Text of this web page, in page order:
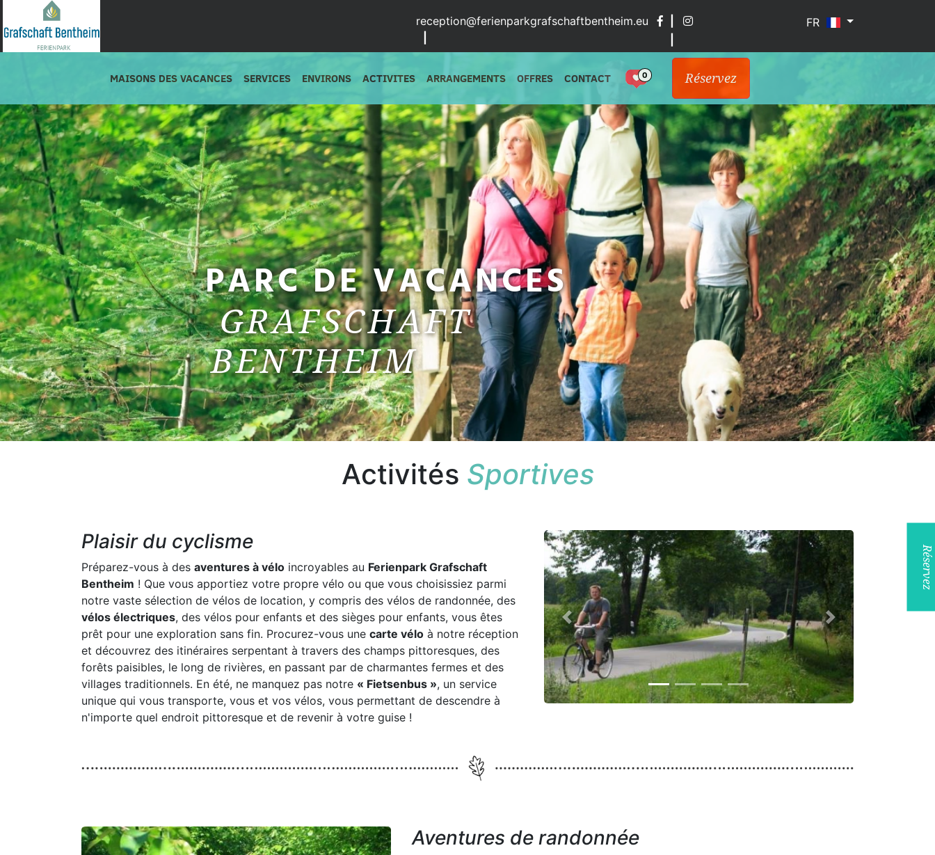
reception@ferienparkgrafschaftbentheim.eu
FR
MAISONS DES VACANCES SERVICES ENVIRONS ACTIVITES ARRANGEMENTS OFFRES CONTACT 0 Réservez
PARC DE VACANCES
GRAFSCHAFT
BENTHEIM
Activités Sportives
Plaisir du cyclisme
Préparez-vous à des aventures à vélo incroyables au Ferienpark Grafschaft
Bentheim ! Que vous apportiez votre propre vélo ou que vous choisissiez parmi
notre vaste sélection de vélos de location, y compris des vélos de randonnée, des
vélos électriques, des vélos pour enfants et des sièges pour enfants, vous êtes
prêt pour une exploration sans fin. Procurez-vous une carte vélo à notre réception
et découvrez des itinéraires serpentant à travers des champs pittoresques, des
forêts paisibles, le long de rivières, en passant par de charmantes fermes et des
villages traditionnels. En été, ne manquez pas notre « Fietsenbus », un service
unique qui vous transporte, vous et vos vélos, vous permettant de descendre à
n'importe quel endroit pittoresque et de revenir à votre guise !
Previous Next
Aventures de randonnée
Réservez